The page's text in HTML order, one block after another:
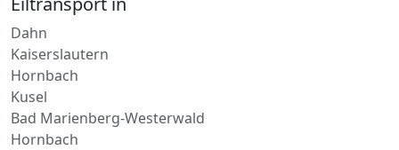
Dahn
Kaiserslautern
Hornbach
Kusel
Bad Marienberg-Westerwald
Hornbach
Bacharach